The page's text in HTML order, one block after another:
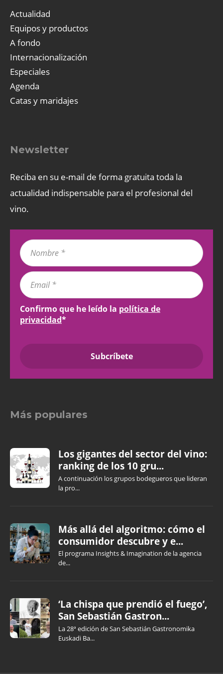
Actualidad
Equipos y productos
A fondo
Internacionalización
Especiales
Agenda
Catas y maridajes
Newsletter
Reciba en su e-mail de forma gratuita toda la
actualidad indispensable para el profesional del
vino.
Confirmo que he leído la política de
privacidad*
Más populares
Los gigantes del sector del vino:
ranking de los 10 gru...
A continuación los grupos bodegueros que lideran
la pro...
Más allá del algoritmo: cómo el
consumidor descubre y e...
El programa Insights & Imagination de la agencia
de...
‘La chispa que prendió el fuego’,
San Sebastián Gastron...
La 28ª edición de San Sebastián Gastronomika
Euskadi Ba...